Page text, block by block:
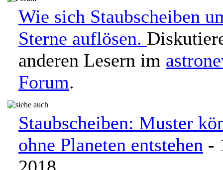
Wie sich Staubscheiben
Sterne auflösen.
anderen Lesern im
Forum.
Staubscheiben: Muster
ohne Planeten entstehen -